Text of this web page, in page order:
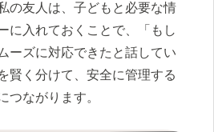
の友人は、子どもと必要な情
に入れておくことで、「もし
ーズに対応できたと話してい
賢く分けて、安全に管理する
つながります。